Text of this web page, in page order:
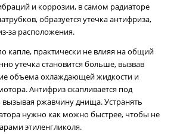
и коррозии, в самом радиаторе
образуется утечка антифриза,
за расположения.
капле, практически не влияя на общий
утечка становится больше, вызвав
объема охлаждающей жидкости и
Антифриз скапливается под
ржавчину днища. Устранять
нужно как можно быстрее, чтобы не
этиленгликоля.